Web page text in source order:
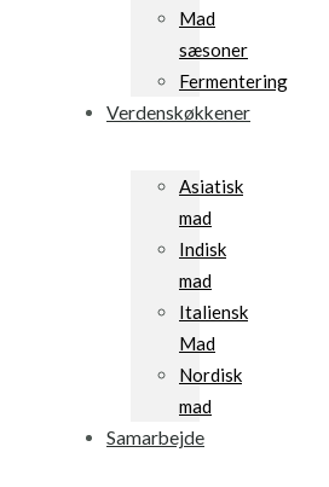
Mad
sæsoner
Fermentering
Verdenskøkkener
Asiatisk
mad
Indisk
mad
Italiensk
Mad
Nordisk
mad
Samarbejde